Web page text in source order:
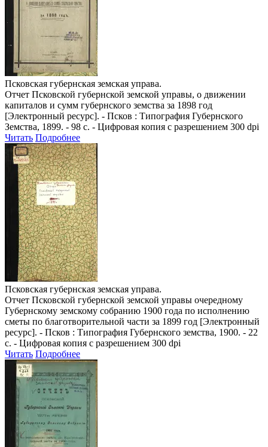
Псковская губернская земская управа.
Отчет Псковской губернской земской управы, о движении
капиталов и сумм губернского земства за 1898 год
[Электронный ресурс]. - Псков : Типография Губернского
Земства, 1899. - 98 с. - Цифровая копия с разрешением 300 dpi
Читать Подробнее
Псковская губернская земская управа.
Отчет Псковской губернской земской управы очередному
Губернскому земскому собранию 1900 года по исполнению
сметы по благотворительной части за 1899 год [Электронный
ресурс]. - Псков : Типография Губернского земства, 1900. - 22
с. - Цифровая копия с разрешением 300 dpi
Читать Подробнее